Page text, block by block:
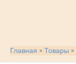
Главная Товары